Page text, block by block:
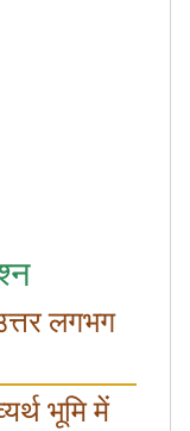
लगभग
भूमि में